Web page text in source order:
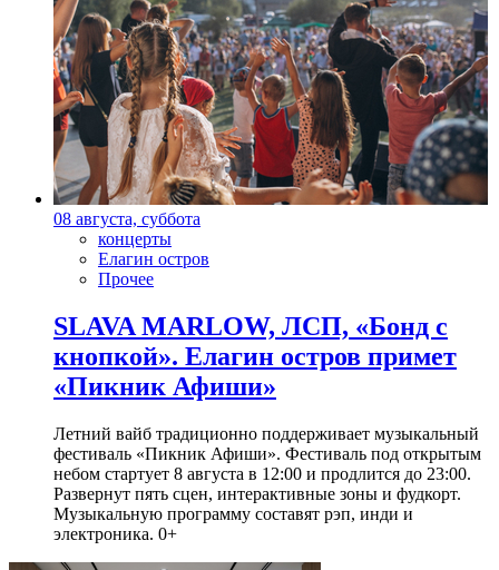
08 августа, суббота
концерты
Елагин остров
Прочее
SLAVA MARLOW, ЛСП, «Бонд с
кнопкой». Елагин остров примет
«Пикник Афиши»
Летний вайб традиционно поддерживает музыкальный
фестиваль «Пикник Афиши». Фестиваль под открытым
небом стартует 8 августа в 12:00 и продлится до 23:00.
Развернут пять сцен, интерактивные зоны и фудкорт.
Музыкальную программу составят рэп, инди и
электроника. 0+